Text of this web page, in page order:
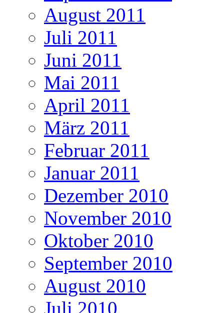
August 2011
Juli 2011
Juni 2011
Mai 2011
April 2011
März 2011
Februar 2011
Januar 2011
Dezember 2010
November 2010
Oktober 2010
September 2010
August 2010
Juli 2010